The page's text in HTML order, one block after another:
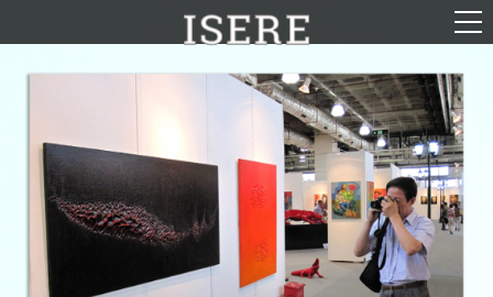
English (US)
Portrait
Parcours
Galerie
Photomontages